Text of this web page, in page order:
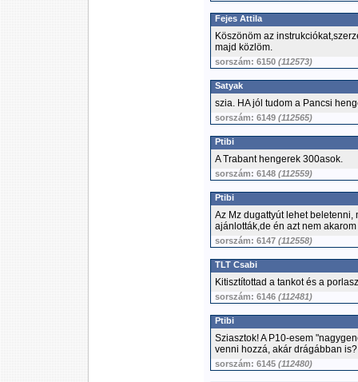
Fejes Attila
Köszönöm az
majd közlöm.
sorszám: 6150 (112573)
Satyak
szia. HA jól tudom a Pancsi
sorszám: 6149 (112565)
Ptibi
A Trabant hengerek 300asok.
sorszám: 6148 (112559)
Ptibi
Az Mz dugattyút lehet
ajánlották,de én azt nem
sorszám: 6147 (112558)
TLT Csabi
Kitisztítottad a tankot és a
sorszám: 6146 (112481)
Ptibi
Sziasztok! A P10-esem
venni hozzá, akár drágábban
sorszám: 6145 (112480)